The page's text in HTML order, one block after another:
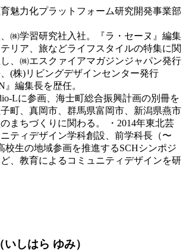
育魅力化プラットフォーム研究開発事業部
㈱学習研究社入社。『ラ・セーヌ』編集
リア、旅などライフスタイルの特集に関
、㈱エスクァイアマガジンジャパン発行
、(株)リビングデザインセンター発行
』編集長を歴任。
Lに参画、海士町総合振興計画の別冊を
町、真岡市、群馬県富岡市、新潟県燕市
まちづくりに関わる。 ・2014年東北芸
ティデザイン学科創設、前学科長（〜
校生の地域参画を推進するSCHシンポジ
、教育によるコミュニティデザインを研
しはら ゆみ）